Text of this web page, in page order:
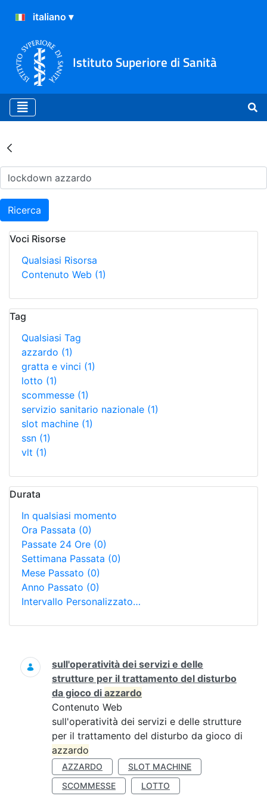
Istituto Superiore di Sanità
Risultati della Ricerca -
Ricerca
Voci Risorse
Qualsiasi Risorsa
Contenuto Web (1)
Tag
Qualsiasi Tag
azzardo (1)
gratta e vinci (1)
lotto (1)
scommesse (1)
servizio sanitario nazionale (1)
slot machine (1)
ssn (1)
vlt (1)
Durata
In qualsiasi momento
Ora Passata (0)
Passate 24 Ore (0)
Settimana Passata (0)
Mese Passato (0)
Anno Passato (0)
Intervallo Personalizzato…
Ricerca
sull'operatività dei servizi e delle
strutture per il trattamento del disturbo
da gioco di azzardo
Contenuto Web
sull'operatività dei servizi e delle strutture
per il trattamento del disturbo da gioco di
azzardo
AZZARDO
SLOT MACHINE
SCOMMESSE
LOTTO